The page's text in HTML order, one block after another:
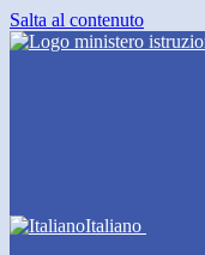
Salta al contenuto
Italiano